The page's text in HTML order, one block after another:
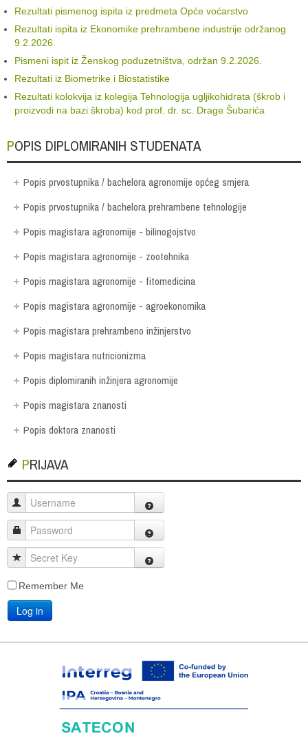
Rezultati pismenog ispita iz predmeta Opće voćarstvo
Rezultati ispita iz Ekonomike prehrambene industrije održanog
9.2.2026.
Pismeni ispit iz Ženskog poduzetništva, održan 9.2.2026.
Rezultati iz Biometrike i Biostatistike
Rezultati kolokvija iz kolegija Tehnologija ugljikohidrata (škrob i
proizvodi na bazi škroba) kod prof. dr. sc. Drage Šubarića
POPIS DIPLOMIRANIH STUDENATA
Popis prvostupnika / bachelora agronomije općeg smjera
Popis prvostupnika / bachelora prehrambene tehnologije
Popis magistara agronomije - bilinogojstvo
Popis magistara agronomije - zootehnika
Popis magistara agronomije - fitomedicina
Popis magistara agronomije - agroekonomika
Popis magistara prehrambeno inžinjerstvo
Popis magistara nutricionizma
Popis diplomiranih inžinjera agronomije
Popis magistara znanosti
Popis doktora znanosti
PRIJAVA
Username
Password
Secret Key
Remember Me
Log in